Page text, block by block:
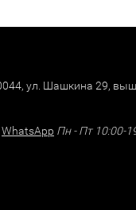
ул. Шашкина 29,
WhatsApp Пн - Пт 10:00-